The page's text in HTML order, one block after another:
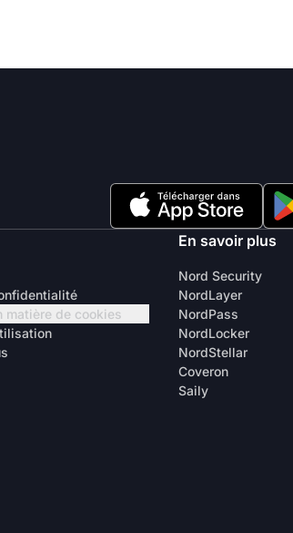
matière de cookies
En savoir plus
Nord Security
NordLayer
NordPass
NordLocker
NordStellar
Coveron
Saily